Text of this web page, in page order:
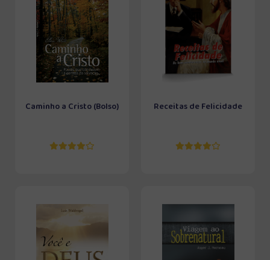
Caminho a Cristo (Bolso) Receitas de Felicidade